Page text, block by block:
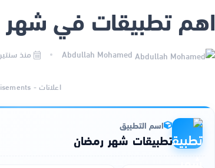
اهم تطبيقات في شهر
منذ
اعلانات - Advertisements
اسم التطبيق
تطبيقات شهر رمضان